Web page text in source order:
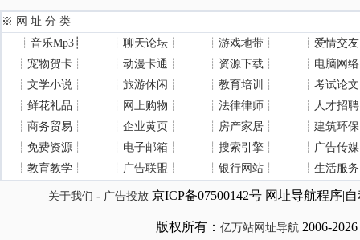
※ 网 址 分 类
┊ 音乐Mp3 ┊ ┊ 聊天论坛 ┊ ┊ 游戏地带 ┊ ┊ 爱情交友
┊ 宠物贺卡 ┊ ┊ 动漫卡通 ┊ ┊ 资源下载 ┊ ┊ 电脑网络
┊ 文学小说 ┊ ┊ 旅游休闲 ┊ ┊ 教育培训 ┊ ┊ 考试论文
┊ 鲜花礼品 ┊ ┊ 网上购物 ┊ ┊ 法律律师 ┊ ┊ 人才招聘
┊ 商务贸易 ┊ ┊ 企业黄页 ┊ ┊ 房产家居 ┊ ┊ 建筑环保
┊ 免费资源 ┊ ┊ 电子邮箱 ┊ ┊ 搜索引擎 ┊ ┊ 广告传媒
┊ 教育教学 ┊ ┊ 广告联盟 ┊ ┊ 银行网站 ┊ ┊ 生活服务
关于我们 - 广告投放京ICP备07500142号 网址导航程序|
版权所有： 亿万站网址导航 2006-2026